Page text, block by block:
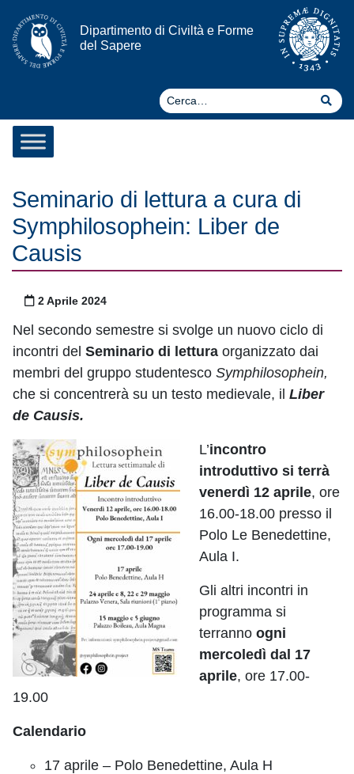
Vai al contenuto
Dipartimento di Civiltà e Forme
del Sapere
Seminario di lettura a cura di
Symphilosophein: Liber de
Causis
Pubblicato il
2 Aprile 2024
Nel secondo semestre si svolge un nuovo ciclo di
incontri del Seminario di lettura organizzato dai
membri del gruppo studentesco Symphilosophein,
che si concentrerà su un testo medievale, il Liber
de Causis.
L’incontro
introduttivo si terrà
venerdì 12 aprile, ore
16.00-18.00 presso il
Polo Le Benedettine,
Aula I.
Gli altri incontri in
programma si
terranno ogni
mercoledì dal 17
aprile, ore 17.00-
19.00
Calendario
17 aprile – Polo Benedettine, Aula H